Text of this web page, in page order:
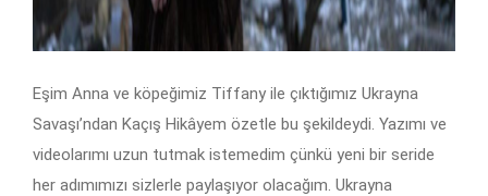
Eşim Anna ve köpeğimiz Tiffany ile çıktığımız Ukrayna
Savaşı’ndan Kaçış Hikâyem özetle bu şekildeydi. Yazımı ve
videolarımı uzun tutmak istemedim çünkü yeni bir seride
her adımımızı sizlerle paylaşıyor olacağım. Ukrayna